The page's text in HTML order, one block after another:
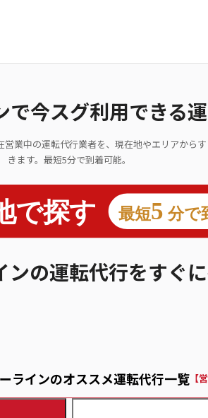
で今スグ利用できる
営業中の運転代行業者を、現在地やエリアから
きます。最短5分で到着可能。
の運転代行をすぐ
ラインのオススメ運転代行一覧【営